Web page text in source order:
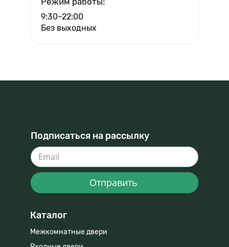
9:30–22:00
Без выходных
Подписаться на рассылку
Отправить
Каталог
Межкомнатные двери